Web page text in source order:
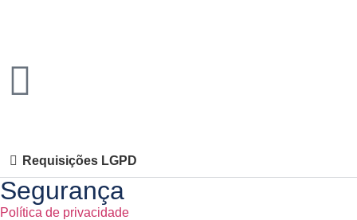
Requisições LGPD
Segurança
Política de privacidade